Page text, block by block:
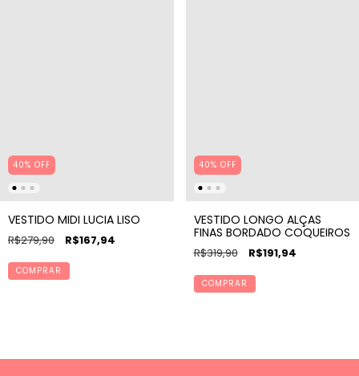
40% OFF
VESTIDO MIDI LUCIA LISO
R$279,90 R$167,94
COMPRAR
40% OFF
VESTIDO LONGO ALÇAS
FINAS BORDADO COQUEIROS
R$319,90 R$191,94
COMPRAR